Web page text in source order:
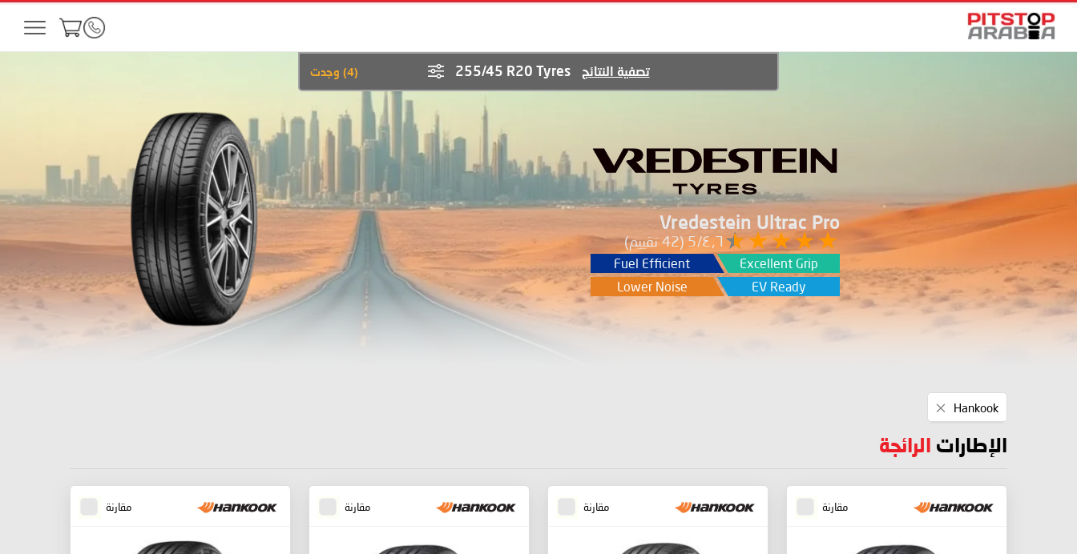
Vredestein Ultrac Pro
٤٫٦/5 (42 تقييم)
Excellent Grip
Fuel Efficient
EV Ready
Lower Noise
(
4
) وجدت تصفية النتائج 255/45 R20 Tyres
Hankook
This
الإطارات الرائجة
مقارنة مقارنة مقارنة مقارنة